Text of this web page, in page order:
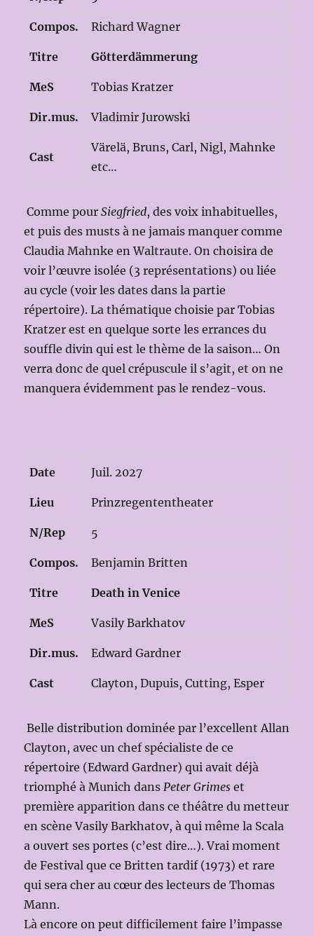
Compos. Richard Wagner
Titre Götterdämmerung
MeS Tobias Kratzer
Dir.mus. Vladimir Jurowski
Cast
Värelä, Bruns, Carl, Nigl, Mahnke
etc…
Comme pourSiegfried, des voix inhabituelles,
et puis des musts à ne jamais manquer comme
Claudia Mahnke en Waltraute. On choisira de
voir l’œuvre isolée (3 représentations) ou liée
au cycle (voir les dates dans la partie
répertoire). La thématique choisie par Tobias
Kratzer est en quelque sorte les errances du
souffle divin qui est le thème de la saison… On
verra donc de quel crépuscule il s’agit, et on ne
manquera évidemment pas le rendez-vous.
Date Juil. 2027
Lieu Prinzregententheater
N/Rep 5
Compos. Benjamin Britten
Titre Death in Venice
MeS Vasily Barkhatov
Dir.mus. Edward Gardner
Cast Clayton, Dupuis, Cutting, Esper
Belle distribution dominée par l’excellent Allan
Clayton, avec un chef spécialiste de ce
répertoire (Edward Gardner) qui avait déjà
triomphé à Munich dansPeter Grimes et
première apparition dans ce théâtre du metteur
en scène Vasily Barkhatov, à qui même la Scala
a ouvert ses portes (c’est dire…). Vrai moment
de Festival que ce Britten tardif (1973) et rare
qui sera cher au cœur des lecteurs de Thomas
Mann.
Là encore on peut difficilement faire l’impasse